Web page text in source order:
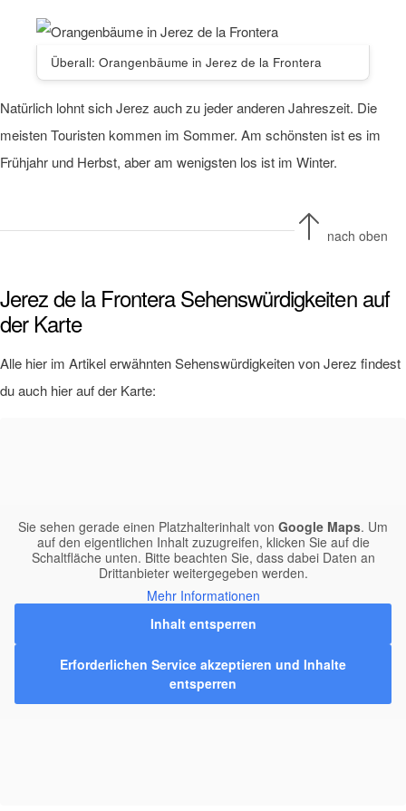
Überall: Orangenbäume in Jerez de la Frontera
Natürlich lohnt sich Jerez auch zu jeder anderen Jahreszeit. Die
meisten Touristen kommen im Sommer. Am schönsten ist es im
Frühjahr und Herbst, aber am wenigsten los ist im Winter.
nach oben
Jerez de la Frontera Sehenswürdigkeiten auf
der Karte
Alle hier im Artikel erwähnten Sehenswürdigkeiten von Jerez findest
du auch hier auf der Karte:
Sie sehen gerade einen Platzhalterinhalt von Google Maps. Um
auf den eigentlichen Inhalt zuzugreifen, klicken Sie auf die
Schaltfläche unten. Bitte beachten Sie, dass dabei Daten an
Drittanbieter weitergegeben werden.
Mehr Informationen
Inhalt entsperren
Erforderlichen Service akzeptieren und Inhalte
entsperren